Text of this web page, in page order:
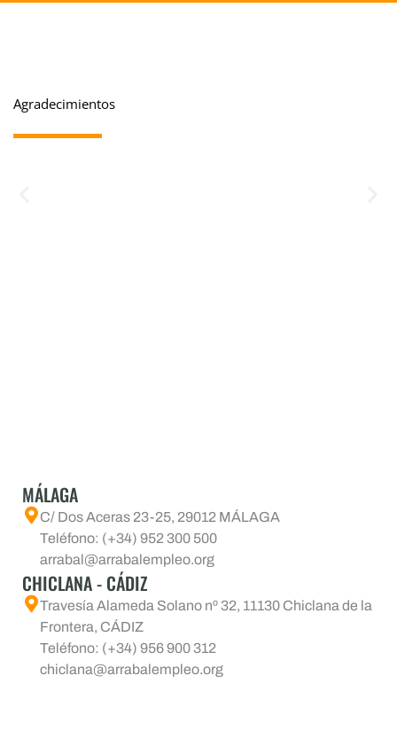
Agradecimientos
MÁLAGA
C/ Dos Aceras 23-25, 29012 MÁLAGA
Teléfono: (+34) 952 300 500
arrabal@arrabalempleo.org
CHICLANA - CÁDIZ
Travesía Alameda Solano nº 32, 11130 Chiclana de la
Frontera, CÁDIZ
Teléfono: (+34) 956 900 312
chiclana@arrabalempleo.org